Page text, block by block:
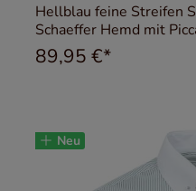
Hellblau feine Streifen
Schaeffer Hemd mit
89,95 €*
Neu